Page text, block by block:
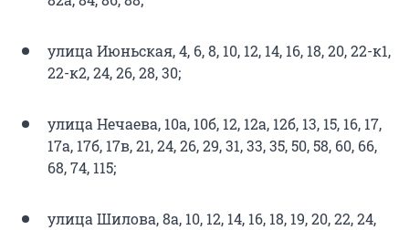
улица Июньская, 4, 6, 8, 10, 12, 14, 16, 18, 20, 22-к1,
22-к2, 24, 26, 28, 30;
улица Нечаева, 10а, 10б, 12, 12а, 12б, 13, 15, 16, 17,
17а, 17б, 17в, 21, 24, 26, 29, 31, 33, 35, 50, 58, 60, 66,
68, 74, 115;
улица Шилова, 8а, 10, 12, 14, 16, 18, 19, 20, 22, 24,